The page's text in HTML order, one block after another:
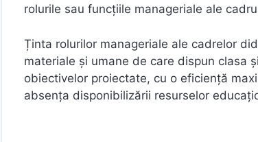
rolurile sau funcţiile manageriale ale
Ținta rolurilor manageriale ale cadrelor
materiale şi umane de care dispun clasa
obiectivelor proiectate, cu o eficienţă
absenţa disponibilizării resurselor